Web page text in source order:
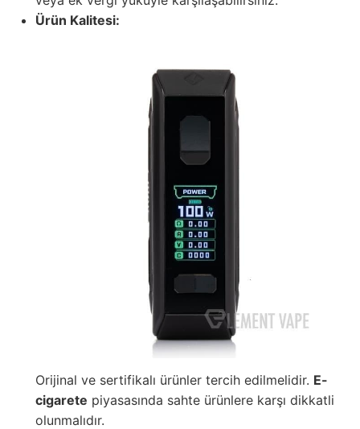
Ürün Kalitesi:
Orijinal ve sertifikalı ürünler tercih edilmelidir. E-
cigarete piyasasında sahte ürünlere karşı dikkatli
olunmalıdır.